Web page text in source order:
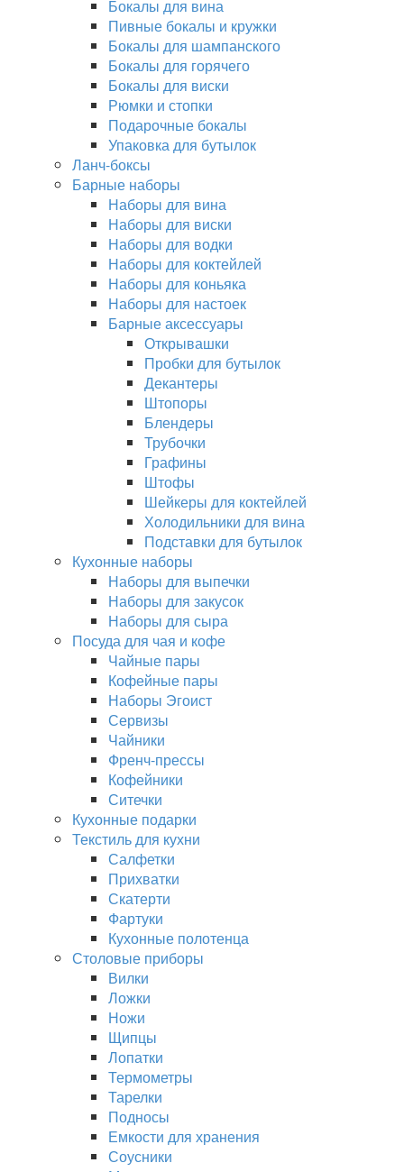
Бокалы для вина
Пивные бокалы и кружки
Бокалы для шампанского
Бокалы для горячего
Бокалы для виски
Рюмки и стопки
Подарочные бокалы
Упаковка для бутылок
Ланч-боксы
Барные наборы
Наборы для вина
Наборы для виски
Наборы для водки
Наборы для коктейлей
Наборы для коньяка
Наборы для настоек
Барные аксессуары
Открывашки
Пробки для бутылок
Декантеры
Штопоры
Блендеры
Трубочки
Графины
Штофы
Шейкеры для коктейлей
Холодильники для вина
Подставки для бутылок
Кухонные наборы
Наборы для выпечки
Наборы для закусок
Наборы для сыра
Посуда для чая и кофе
Чайные пары
Кофейные пары
Наборы Эгоист
Сервизы
Чайники
Френч-прессы
Кофейники
Ситечки
Кухонные подарки
Текстиль для кухни
Салфетки
Прихватки
Скатерти
Фартуки
Кухонные полотенца
Столовые приборы
Вилки
Ложки
Ножи
Щипцы
Лопатки
Термометры
Тарелки
Подносы
Емкости для хранения
Соусники